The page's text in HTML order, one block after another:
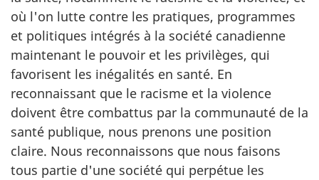
où l'on lutte contre les pratiques, programmes
et politiques intégrés à la société canadienne
maintenant le pouvoir et les privilèges, qui
favorisent les inégalités en santé. En
reconnaissant que le racisme et la violence
doivent être combattus par la communauté de la
santé publique, nous prenons une position
claire. Nous reconnaissons que nous faisons
tous partie d'une société qui perpétue les